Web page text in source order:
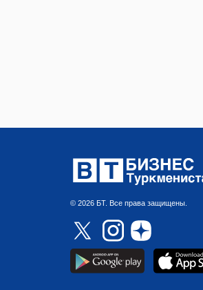
© 2026 БТ. Все права защищены.